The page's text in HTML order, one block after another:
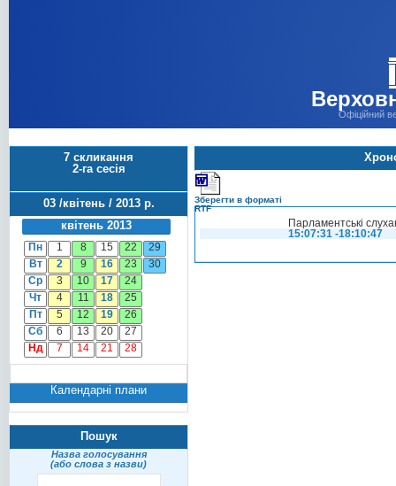
Офіційний
7 скликання
2-га сесія
03 /квітень / 2013 р.
квітень 2013
Пн 1 8 15 22
29
Вт
2 9 16 23
30
Ср
3 10 17
24
Чт
4 11 18
25
Пт
5 12 19
26
Сб
6 13 20
27
Нд
7 14 21 28
Календарні плани
Пошук
Назва голосування
(або слова з назви)
Зберегти в форматі
RTF
Парламентські
15:07:31 -18:10:47